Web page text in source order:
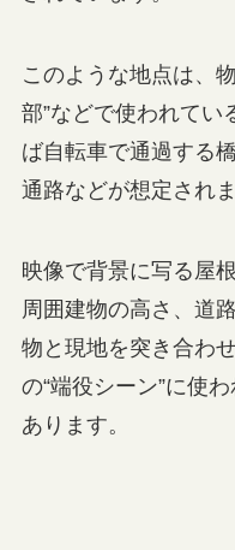
このような地点は、
部”などで使われてい
ば自転車で通過する
通路などが想定されま
映像で背景に写る屋
周囲建物の高さ、道
物と現地を突き合わ
の“端役シーン”に使
あります。